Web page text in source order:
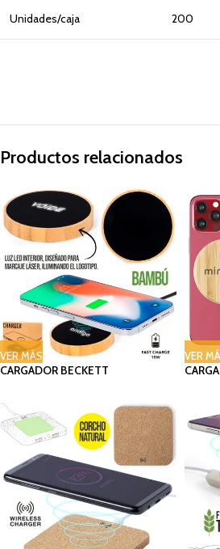
Unidades/caja 200
Productos relacionados
VER MÁS
CARGADOR BECKETT
VER